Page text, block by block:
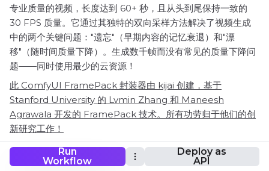
Run
Workflow
Deploy as
API
专业质量的视频，长度达到 60+ 秒，且从头到尾保持一致的
30 FPS 质量。它通过其独特的双向采样方法解决了视频生成
中的两个关键问题："遗忘"（早期内容的记忆衰退）和"漂
移"（随时间质量下降）。生成数千帧而没有常见的质量下降问
题——同时使用最少的云资源！
此 ComfyUI FramePack 封装器由 kijai 创建，基于
Stanford University 的 Lvmin Zhang 和 Maneesh
Agrawala 开发的 FramePack 技术。所有功劳归于他们的创
新研究工作！
ComfyUI FramePack 工作流程